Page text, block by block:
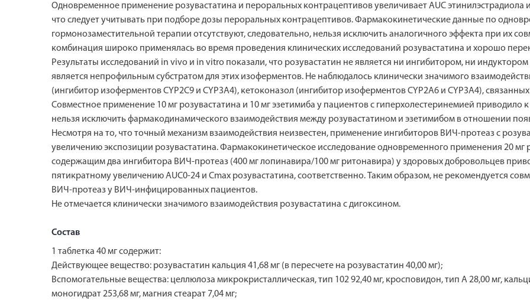
Одновременное применение розувастатина и пероральных контрацептивов увеличивает AUC этинилэстрадиола
что следует учитывать при подборе дозы пероральных контрацептивов. Фармакокинетические данные по
гормонозаместительной терапии отсутствуют, следовательно, нельзя исключить аналогичного эффекта при их
комбинация широко применялась во время проведения клинических исследований розувастатина и хорошо
Результаты исследований in vivo и in vitro показали, что розувастатин не является ни ингибитором, ни
является непрофильным субстратом для этих изоферментов. Не наблюдалось клинически значимого
(ингибитор изоферментов CYP2C9 и CYP3A4), кетоконазол (ингибитор изоферментов CYP2A6 и CYP3A4),
Совместное применение 10 мг розувастатина и 10 мг эзетимиба у пациентов с гиперхолестеринемией приводило
нельзя исключить фармакодинамического взаимодействия между розувастатином и эзетимибом в отношении
Несмотря на то, что точный механизм взаимодействия неизвестен, применение ингибиторов ВИЧ-протеаз с
увеличению экспозиции розувастатина. Фармакокинетическое исследование одновременного применения 20
содержащим два ингибитора ВИЧ-протеаз (400 мг лопинавира/100 мг ритонавира) у здоровых добровольцев
пятикратному увеличению AUC0-24 и Cmax розувастатина, соответственно. Таким образом, не рекомендуется
ВИЧ-протеаз у ВИЧ-инфицированных пациентов.
Не отмечается клинически значимого взаимодействия розувастатина с дигоксином.
Состав
1 таблетка 40 мг содержит:
Действующее вещество: розувастатин кальция 41,68 мг (в пересчете на розувастатин 40,00 мг);
Вспомогательные вещества: целлюлоза микрокристаллическая, тип 102 92,40 мг, кросповидон, тип А 28,00 мг,
моногидрат 253,68 мг, магния стеарат 7,04 мг;